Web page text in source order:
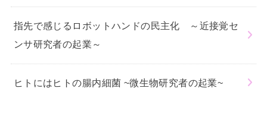
指先で感じるロボットハンドの民主化 ～近接覚セ
ンサ研究者の起業～
ヒトにはヒトの腸内細菌 ~微生物研究者の起業~